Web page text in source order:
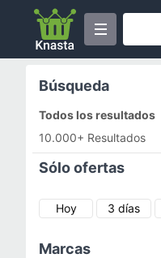
Búsqueda
Todos los resultados
10.000+ Resultados
Sólo ofertas
Hoy 3 días
Marcas